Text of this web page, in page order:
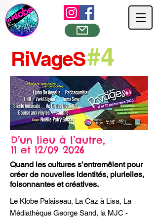
RiVageS#4
D’un lieu à l’autre,
11 et 12/09 2026
Quand les cultures s’entremêlent pour
créer de nouvelles identités, plurielles,
foisonnantes et créatives.
Le Klobe Palaiseau, La Caz à Lisa, La
Médiathèque George Sand, la MJC -